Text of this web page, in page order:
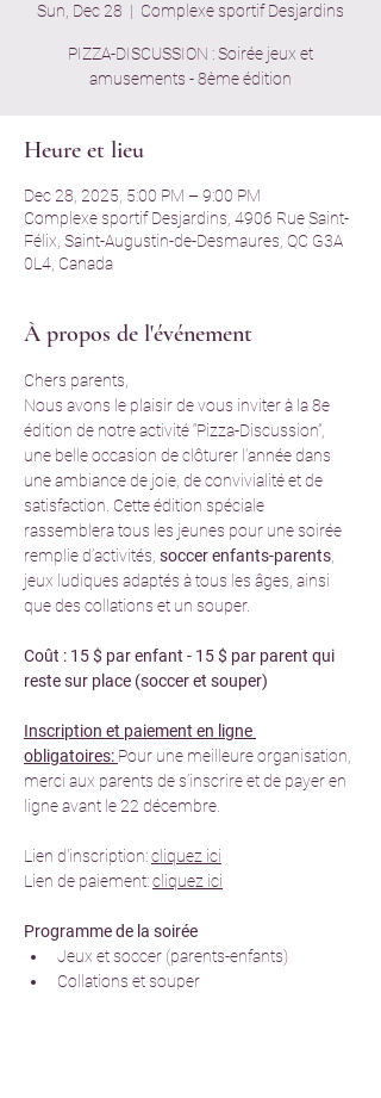
Sun, Dec 28
  |
Complexe sportif Desjardins
PIZZA-DISCUSSION : Soirée jeux et
amusements - 8ème édition
Heure et lieu
Dec 28, 2025, 5:00 PM – 9:00 PM
Complexe sportif Desjardins, 4906 Rue Saint-
Félix, Saint-Augustin-de-Desmaures, QC G3A
0L4, Canada
À propos de l'événement
Chers parents,
Nous avons le plaisir de vous inviter à la 8e
édition de notre activité “Pizza-Discussion”,
une belle occasion de clôturer l’année dans
une ambiance de joie, de convivialité et de
satisfaction. Cette édition spéciale
rassemblera tous les jeunes pour une soirée
remplie d’activités, soccer enfants-parents
jeux ludiques adaptés à tous les âges, ainsi
que des collations et un souper.
Coût : 15 $ par enfant - 15 $ par parent qui
reste sur place (soccer et souper)
Inscription et paiement en ligne
obligatoires: Pour une meilleure organisation,
merci aux parents de s’inscrire et de payer en
ligne avant le 22 décembre.
Lien d'inscription: cliquez ici
Lien de paiement: cliquez ici
Programme de la soirée
Jeux et soccer (parents-enfants)
Collations et souper